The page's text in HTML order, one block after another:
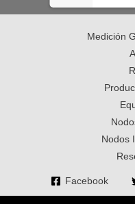
Medición
Nodos
Facebook